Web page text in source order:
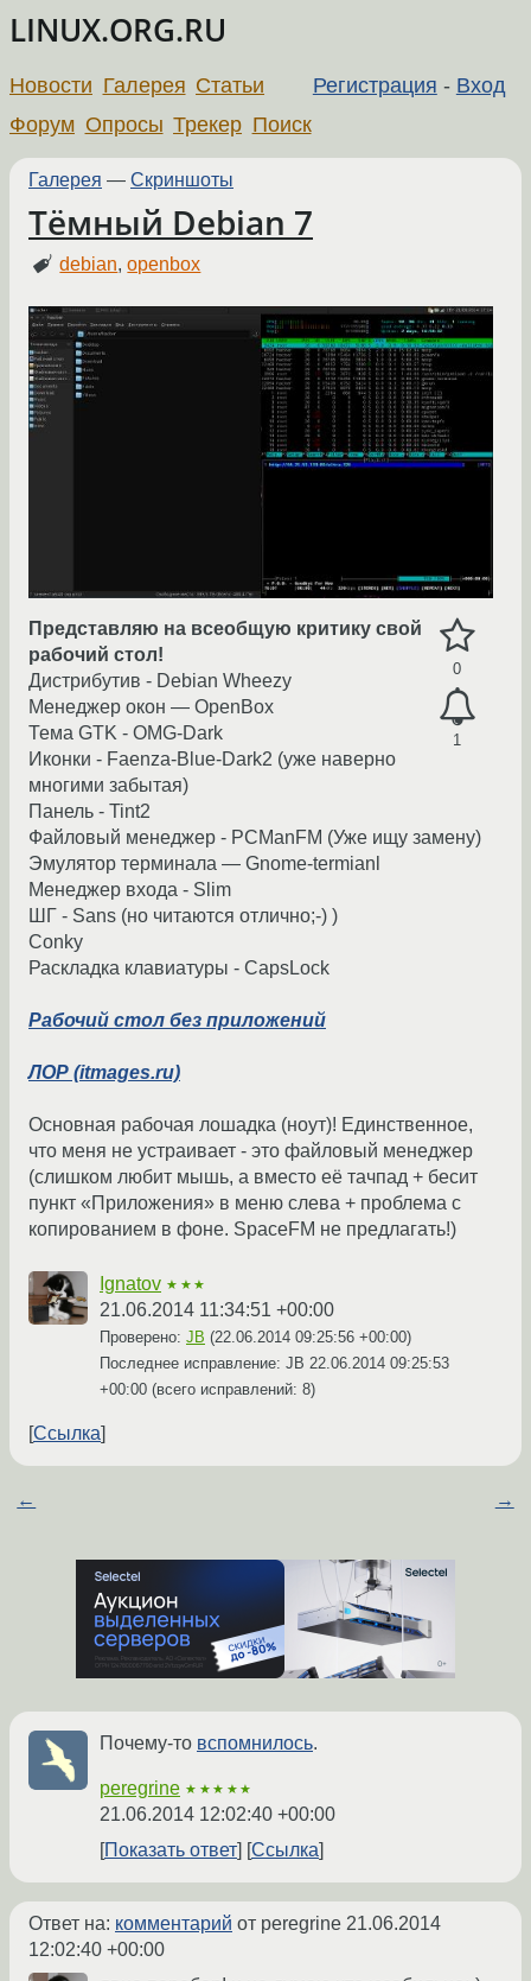
LINUX.ORG.RU
Регистрация - Вход
Новости Галерея Статьи
Форум Опросы Трекер Поиск
Галерея — Скриншоты
Тёмный Debian 7
debian,openbox
0
1
Представляю на всеобщую критику свой
рабочий стол!
Дистрибутив - Debian Wheezy
Менеджер окон — OpenBox
Тема GTK - OMG-Dark
Иконки - Faenza-Blue-Dark2 (уже наверно
многими забытая)
Панель - Tint2
Файловый менеджер - PCManFM (Уже ищу замену)
Эмулятор терминала — Gnome-termianl
Mенеджер входа - Slim
ШГ - Sans (но читаются отлично;-) )
Conky
Раскладка клавиатуры - CapsLock
Рабочий стол без приложений
ЛОР (itmages.ru)
Основная рабочая лошадка (ноут)! Единственное,
что меня не устраивает - это файловый менеджер
(слишком любит мышь, а вместо её тачпад + бесит
пункт «Приложения» в меню слева + проблема с
копированием в фоне. SpaceFM не предлагать!)
Ignatov ★★★
21.06.2014 11:34:51 +00:00
Проверено: JB (22.06.2014 09:25:56 +00:00)
Последнее исправление: JB 22.06.2014 09:25:53
+00:00 (всего исправлений: 8)
Ссылка
← →
Почему-то вспомнилось.
peregrine ★★★★★
21.06.2014 12:02:40 +00:00
Показать ответ
Ссылка
Ответ на: комментарий от peregrine 21.06.2014
12:02:40 +00:00